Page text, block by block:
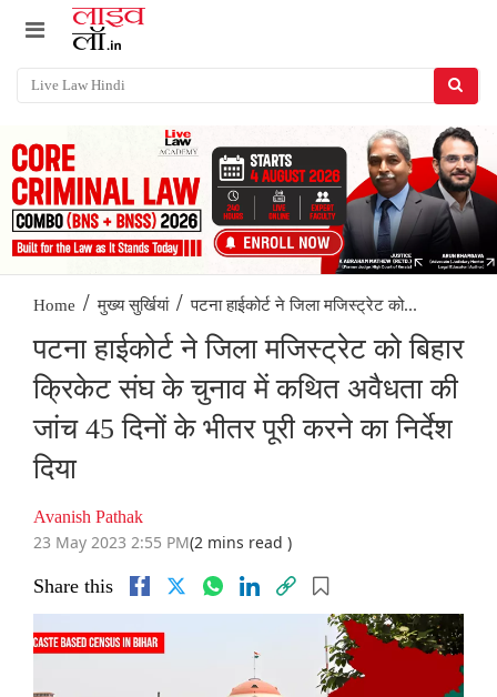
Home / मुख्य सुर्खियां / पटना हाईकोर्ट ने जिला मजिस्ट्रेट को...
पटना हाईकोर्ट ने जिला मजिस्ट्रेट को बिहार
क्रिकेट संघ के चुनाव में कथित अवैधता की
जांच 45 दिनों के भीतर पूरी करने का निर्देश
दिया
Avanish Pathak
23 May 2023 2:55 PM(2 mins read )
Share this